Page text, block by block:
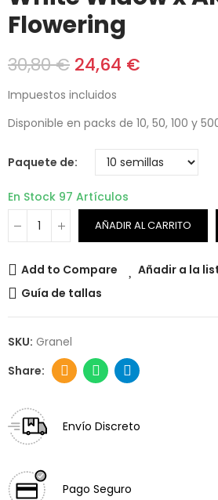
Flowering
30,80 € 24,64 €
Impuestos incluidos
Disponible en packs de 10, 50, 100 y
Paquete de
En Stock 97 Artículos
AÑADIR AL CARRITO
Add to Compare
Añadir a la
Guía de tallas
SKU: Granel
Envío Discreto
Pago Seguro